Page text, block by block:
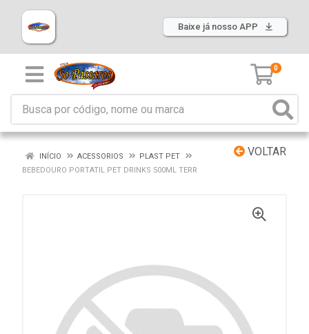
Baixe já nosso APP
0
VOLTAR
INÍCIO ACESSORIOS
PLAST PET
BEBEDOURO PORTATIL PET DRINKS 500ML TERR